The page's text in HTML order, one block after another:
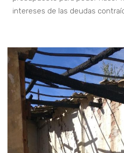
intereses de las deudas